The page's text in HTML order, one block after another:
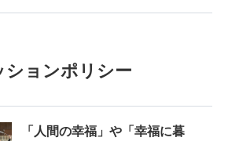
ションポリシー
「人間の幸福」や「幸福に暮